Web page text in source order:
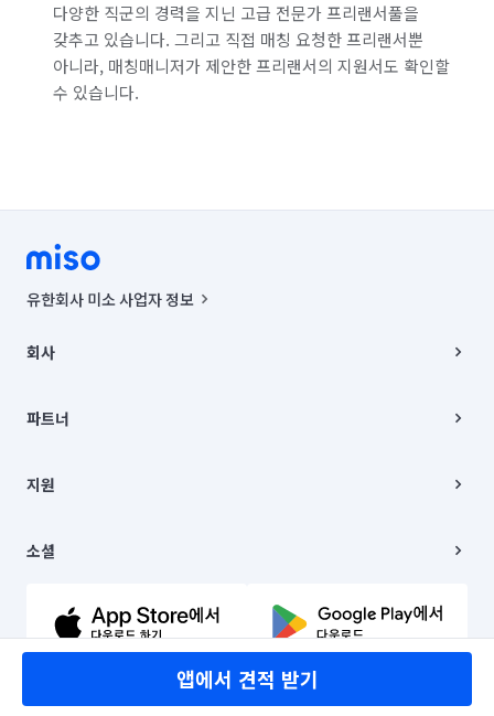
다양한 직군의 경력을 지닌 고급 전문가 프리랜서풀을
갖추고 있습니다. 그리고 직접 매칭 요청한 프리랜서뿐
아니라, 매칭매니저가 제안한 프리랜서의 지원서도 확인할
수 있습니다.
앱에서 견적 받기
유한회사 미소 사업자 정보
00019 |
주소 | 본사: 서울특별시 종로구 율곡로 6(중학동, 트윈트리빌딩) B동 5층
컨택센터 : 서울특별시 종로구 수송동 율곡로 24, 7층, 8층 미소
상품, 상품정보, 거래에 관한 의무와 책임은 거래당사자에게 있습니다.
언론 보도 관련 문의:
© 유한회사 미소. Miso, Inc. All Rights Reserved.
회사
채용
파트너
이사
지원
이용약관
문의하기
소셜
유튜브